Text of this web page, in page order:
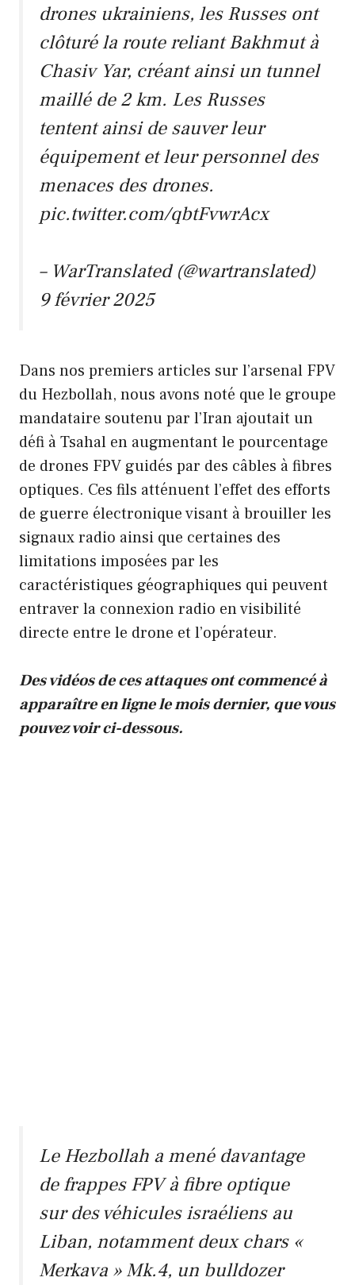
drones ukrainiens, les Russes ont
clôturé la route reliant Bakhmut à
Chasiv Yar, créant ainsi un tunnel
maillé de 2 km. Les Russes
tentent ainsi de sauver leur
équipement et leur personnel des
menaces des drones.
pic.twitter.com/qbtFvwrAcx
– WarTranslated (@wartranslated)
9 février 2025
Dans nos premiers articles sur l’arsenal FPV
du Hezbollah, nous avons noté que le groupe
mandataire soutenu par l’Iran ajoutait un
défi à Tsahal en augmentant le pourcentage
de drones FPV guidés par des câbles à fibres
optiques. Ces fils atténuent l’effet des efforts
de guerre électronique visant à brouiller les
signaux radio ainsi que certaines des
limitations imposées par les
caractéristiques géographiques qui peuvent
entraver la connexion radio en visibilité
directe entre le drone et l’opérateur.
Des vidéos de ces attaques ont commencé à
apparaître en ligne le mois dernier, que vous
pouvez voir ci-dessous.
Le Hezbollah a mené davantage
de frappes FPV à fibre optique
sur des véhicules israéliens au
Liban, notamment deux chars «
Merkava » Mk.4, un bulldozer